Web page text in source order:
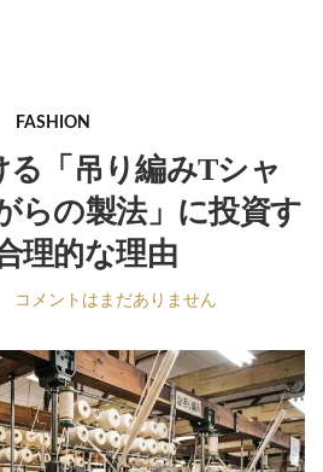
FASHION
る「吊り編みTシャ
らの製法」に投資す
理的な理由
コメントはまだありません